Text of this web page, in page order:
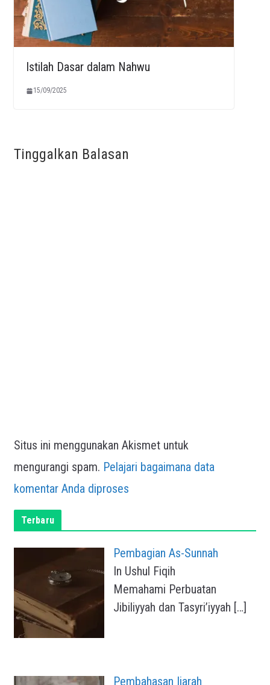
Istilah Dasar dalam Nahwu
15/09/2025
Tinggalkan Balasan
Situs ini menggunakan Akismet untuk
mengurangi spam. Pelajari bagaimana data
komentar Anda diproses
Terbaru
Pembagian As-Sunnah
In Ushul Fiqih
Memahami Perbuatan
Jibiliyyah dan Tasyri’iyyah […]
Pembahasan Ijarah